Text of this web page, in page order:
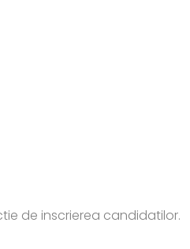
de inscrierea candidatilor.